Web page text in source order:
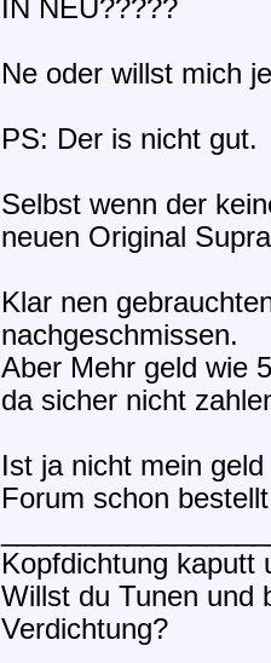
IN NEU?????
Ne oder willst mich
PS: Der is nicht gut.
Selbst wenn der
neuen Original
Klar nen
nachgeschmissen.
Aber Mehr geld wie
da sicher nicht
Ist ja nicht mein
Forum schon
Kopfdichtung kaputt
Willst du Tunen und
Verdichtung?